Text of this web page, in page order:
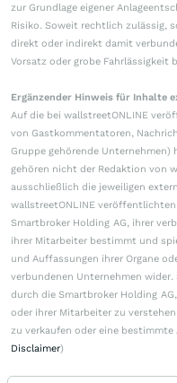
zur Grundlage eigener
Risiko. Soweit rechtlich zulässig,
direkt oder indirekt damit
Vorsatz oder grobe Fahrlässigkeit
Ergänzender Hinweis für Inhalte
Auf die bei wallstreetONLINE
von Gastkommentatoren,
Gruppe gehörende
gehören nicht der Redaktion von
ausschließlich die jeweiligen
wallstreetONLINE
Smartbroker Holding AG, ihrer
ihrer Mitarbeiter bestimmt und
und Auffassungen ihrer Organe
verbundenen Unternehmen
durch die Smartbroker Holding
oder ihrer Mitarbeiter zu
zu verkaufen oder eine bestimmte
Disclaimer)